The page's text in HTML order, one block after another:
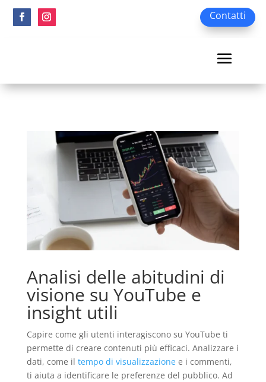
Contatti
Analisi delle abitudini di
visione su YouTube e
insight utili
Capire come gli utenti interagiscono su YouTube ti
permette di creare contenuti più efficaci. Analizzare i
dati, come il tempo di visualizzazionee i commenti,
ti aiuta a identificare le preferenze del pubblico. Ad